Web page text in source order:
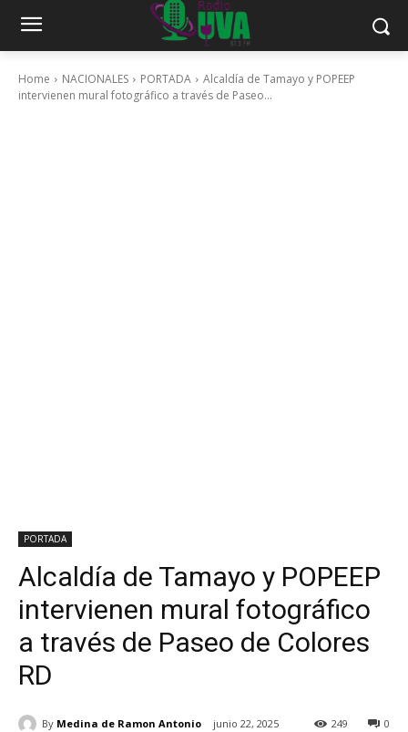
Home NACIONALES PORTADA
Alcaldía de Tamayo y POPEEP
intervienen mural fotográfico a través de Paseo...
PORTADA
Alcaldía de Tamayo y POPEEP
intervienen mural fotográfico
a través de Paseo de Colores
RD
By Medina de Ramon Antonio junio 22, 2025 0
249